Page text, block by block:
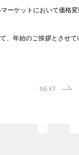
ーケットにおいて価格
、年始のご挨拶とさせ
NEXT